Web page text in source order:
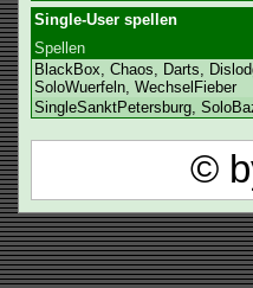
Single-User spellen
Spellen
BlackBox, Chaos, Darts,
SoloWuerfeln, WechselFieber
SingleSanktPetersburg,
©